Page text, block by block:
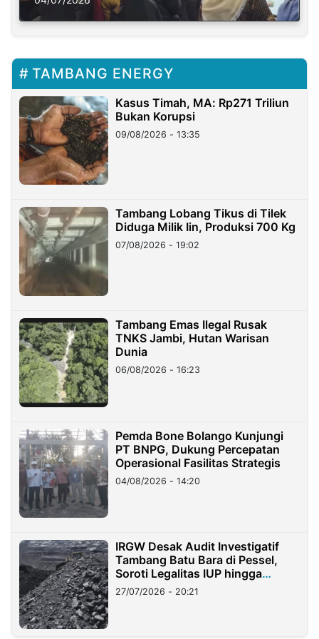
TAMBANG ENERGY
Kasus Timah, MA: Rp271 Triliun
Bukan Korupsi
09/08/2026 - 13:35
Tambang Lobang Tikus di Tilek
Diduga Milik Iin, Produksi 700 Kg
07/08/2026 - 19:02
Tambang Emas Ilegal Rusak
TNKS Jambi, Hutan Warisan
Dunia
06/08/2026 - 16:23
Pemda Bone Bolango Kunjungi
PT BNPG, Dukung Percepatan
Operasional Fasilitas Strategis
04/08/2026 - 14:20
IRGW Desak Audit Investigatif
Tambang Batu Bara di Pessel,
Soroti Legalitas IUP hingga
Stockpile
27/07/2026 - 20:21